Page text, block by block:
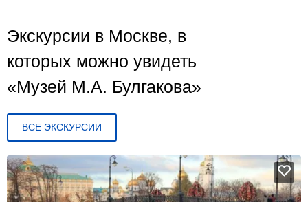
Экскурсии в Москве, в
которых можно увидеть
«Музей М.А. Булгакова»
ВСЕ ЭКСКУРСИИ